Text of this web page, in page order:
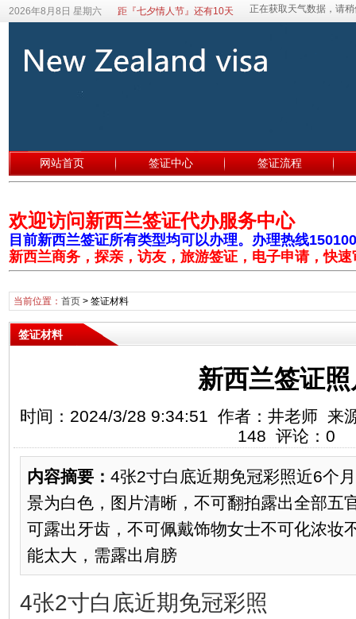
2026年8月8日 星期六 距『七夕情人节』还有10天
网站首页 签证中心 签证流程
欢迎访问新西兰签证代办服务中心
目前新西兰签证所有类型均可以办理。办理热线
新西兰商务，探亲，访友，旅游签证，电子申请，快速
当前位置： 首页> 签证材料
签证材料
新西兰签证照
时间：2024/3/28 9:34:51 作者：井老师 来
148 评论：0
内容摘要： 4张2寸白底近期免冠彩照近6个
景为白色，图片清晰，不可翻拍露出全部五
可露出牙齿，不可佩戴饰物女士不可化浓妆
能太大，需露出肩膀
4张2寸白底近期免冠彩照